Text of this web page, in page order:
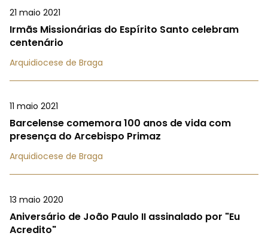
21 maio 2021
Irmãs Missionárias do Espírito Santo celebram
centenário
Arquidiocese de Braga
11 maio 2021
Barcelense comemora 100 anos de vida com
presença do Arcebispo Primaz
Arquidiocese de Braga
13 maio 2020
Aniversário de João Paulo II assinalado por "Eu
Acredito"